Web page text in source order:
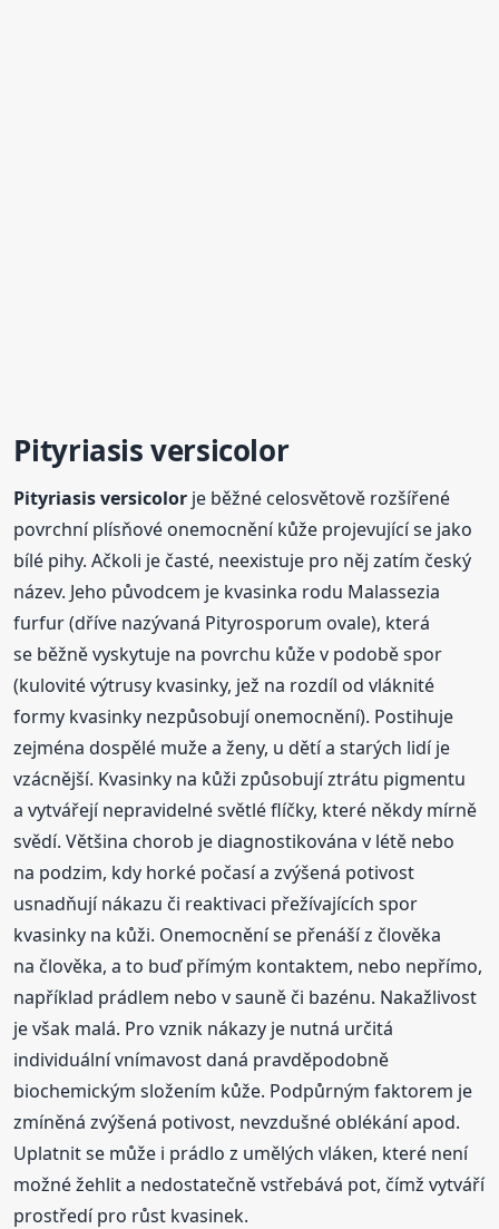
Pityriasis versicolor
Pityriasis versicolor je běžné celosvětově rozšířené
povrchní plísňové onemocnění kůže projevující se jako
bílé pihy. Ačkoli je časté, neexistuje pro něj zatím český
název. Jeho původcem je kvasinka rodu Malassezia
furfur (dříve nazývaná Pityrosporum ovale), která
se běžně vyskytuje na povrchu kůže v podobě spor
(kulovité výtrusy kvasinky, jež na rozdíl od vláknité
formy kvasinky nezpůsobují onemocnění). Postihuje
zejména dospělé muže a ženy, u dětí a starých lidí je
vzácnější. Kvasinky na kůži způsobují ztrátu pigmentu
a vytvářejí nepravidelné světlé flíčky, které někdy mírně
svědí. Většina chorob je diagnostikována v létě nebo
na podzim, kdy horké počasí a zvýšená potivost
usnadňují nákazu či reaktivaci přežívajících spor
kvasinky na kůži. Onemocnění se přenáší z člověka
na člověka, a to buď přímým kontaktem, nebo nepřímo,
například prádlem nebo v sauně či bazénu. Nakažlivost
je však malá. Pro vznik nákazy je nutná určitá
individuální vnímavost daná pravděpodobně
biochemickým složením kůže. Podpůrným faktorem je
zmíněná zvýšená potivost, nevzdušné oblékání apod.
Uplatnit se může i prádlo z umělých vláken, které není
možné žehlit a nedostatečně vstřebává pot, čímž vytváří
prostředí pro růst kvasinek.